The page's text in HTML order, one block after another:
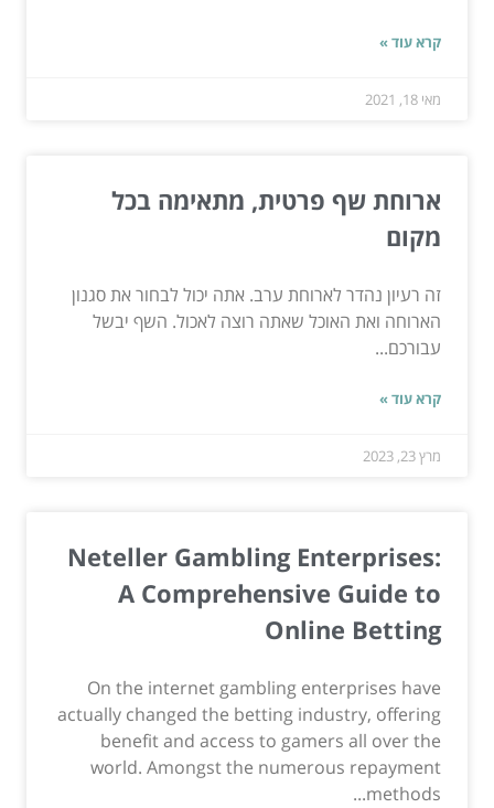
קרא עוד »
מאי 18, 2021
ארוחת שף פרטית, מתאימה בכל
מקום
זה רעיון נהדר לארוחת ערב. אתה יכול לבחור את סגנון
הארוחה ואת האוכל שאתה רוצה לאכול. השף יבשל
עבורכם...
קרא עוד »
מרץ 23, 2023
Neteller Gambling Enterprises:
A Comprehensive Guide to
Online Betting
On the internet gambling enterprises have
actually changed the betting industry, offering
benefit and access to gamers all over the
world. Amongst the numerous repayment
methods...